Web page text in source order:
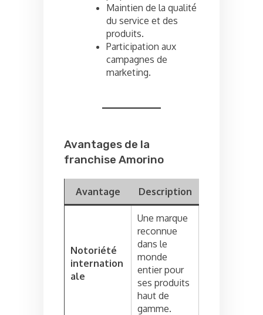
Maintien de la qualité
du service et des
produits.
Participation aux
campagnes de
marketing.
Avantages de la
franchise Amorino
Avantage Description
Notoriété
internation
ale
Une marque
reconnue
dans le
monde
entier pour
ses produits
haut de
gamme.